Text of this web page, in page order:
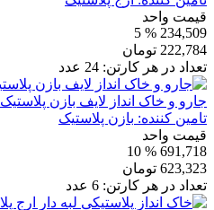
قیمت واحد
234,509
% 5
222,784 تومان
تعداد در هر کارتن: 24 عدد
جارو و خاک انداز لایف بازن پلاستیک 5528
تامین کننده: بازن پلاستیک
قیمت واحد
691,718
% 10
623,323 تومان
تعداد در هر کارتن: 6 عدد